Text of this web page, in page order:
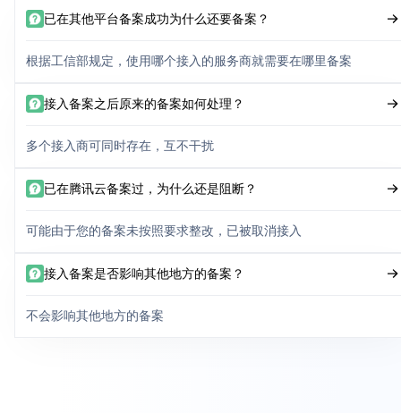
已在其他平台备案成功为什么还要备案？
根据工信部规定，使用哪个接入的服务商就需要在哪里备案
接入备案之后原来的备案如何处理？
多个接入商可同时存在，互不干扰
已在腾讯云备案过，为什么还是阻断？
可能由于您的备案未按照要求整改，已被取消接入
接入备案是否影响其他地方的备案？
不会影响其他地方的备案